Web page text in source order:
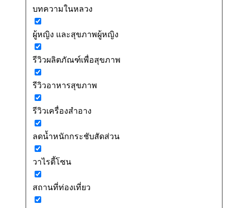
บทความในหลวง
ผู้หญิง และสุขภาพผู้หญิง
รีวิวผลิตภัณฑ์เพื่อสุขภาพ
รีวิวอาหารสุขภาพ
รีวิวเครื่องสำอาง
ลดน้ำหนักกระชับสัดส่วน
วาไรตี้โซน
สถานที่ท่องเที่ยว